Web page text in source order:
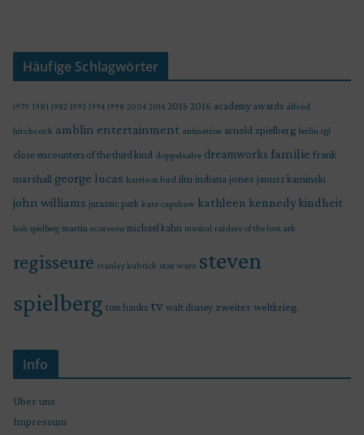
Häufige Schlagwörter
1979 1981 1982 1993 1994 1998 2004 2014 2015 2016 academy awards alfred
hitchcock amblin entertainment animation arnold spielberg berlin cgi
close encounters of the third kind doppelsalve dreamworks familie frank
marshall george lucas harrison ford ilm indiana jones janusz kaminski
john williams jurassic park kate capshaw kathleen kennedy kindheit
leah spielberg martin scorsese michael kahn musical raiders of the lost ark
regisseure stanley kubrick star wars steven
spielberg tom hanks tv walt disney zweiter weltkrieg
Info
Über uns
Impressum